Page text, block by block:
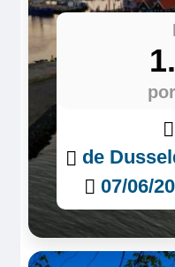
de
07/06/